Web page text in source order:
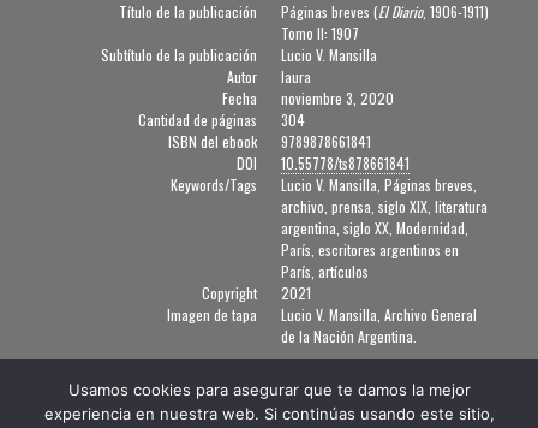
Título de la publicación Páginas breves (El Diario, 1906-1911)
Tomo II: 1907
Subtítulo de la publicación
Lucio V. Mansilla
Autor
laura
Fecha
noviembre 3, 2020
Cantidad de páginas
304
ISBN del ebook
9789878661841
DOI
10.55778/ts878661841
Keywords/Tags
Lucio V. Mansilla, Páginas breves,
archivo, prensa, siglo XIX, literatura
argentina, siglo XX, Modernidad,
París, escritores argentinos en
París, artículos
Copyright
2021
Imagen de tapa
Lucio V. Mansilla, Archivo General
de la Nación Argentina.
TeseoPress
Usamos cookies para asegurar que te damos la mejor
experiencia en nuestra web. Si continúas usando este sitio,